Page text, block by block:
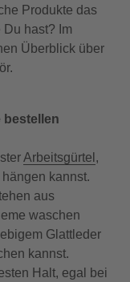
Produkte das
hast? Im
Überblick über
bestellen
Arbeitsgürtel ,
kannst.
aus
waschen
Glattleder
kannst.
Halt, egal bei